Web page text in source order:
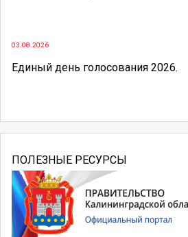
03.08.2026
Единый день голосования 2026.
ПОЛЕЗНЫЕ РЕСУРСЫ